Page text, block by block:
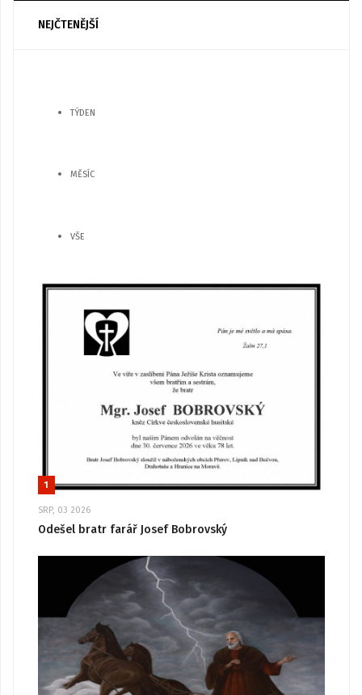
NEJČTENĚJŠÍ
TÝDEN
MĚSÍC
VŠE
1
SRP, 03 2026
Odešel bratr farář Josef Bobrovský